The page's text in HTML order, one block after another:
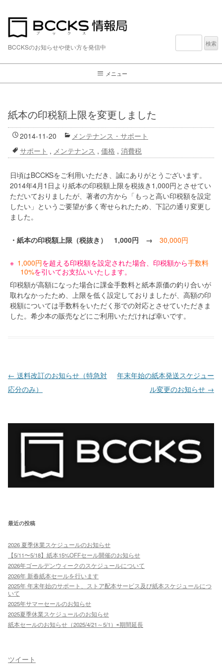
BCCKSのお知らせや使い方を発信中
検
メニュー
紙本の印税額上限を変更しました
2014-11-20
メンテナンス・サポート
サポート , メンテナンス , 価格 , 消費税
日頃はBCCKSをご利用いただき、誠にありがとうございます。
2014年4月1日より紙本の印税額上限を税抜き1,000円とさせてい
ただいておりましたが、著者の方から「もっと高い印税額を設定
したい」というご要望が多く寄せられたため、下記の通り変更し
ました。
・紙本の印税額上限（税抜き） 1,000円 →30,000円
1,000円を超える印税額を設定された場合、印税額から手数料
10%を引いてお支払いいたします。
印税額が高額になった場合に課金手数料と紙本原価の釣り合いが
取れなかったため、上限を低く設定しておりましたが、高額の印
税額については手数料をいただく形での対応とさせていただきま
した。希少本の販売などにご利用いただければ幸いです。
投稿ナビゲーション
← 送料改訂のお知らせ（特急対
応分のみ）
年末年始の紙本発送スケジュー
ル変更のお知らせ →
最近の投稿
2026 夏季休業スケジュールのお知らせ
【5/11〜5/18】紙本15%OFFセール開催のお知らせ
2026年ゴールデンウィークのスケジュールについて
2026年 新春紙本セールを行います
2025年 年末年始のサポート、ストア配本サービス及び紙本スケジュールにつ
いて
2025年サマーセールのお知らせ
2025夏季休業スケジュールのお知らせ
紙本セールのお知らせ（2025/4/21～5/1）⇨期間延長
ツイート